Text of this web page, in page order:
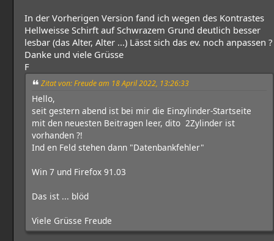
In der Vorherigen Version fand ich wegen des Kontrastes
Hellweisse Schirft auf Schwrazem Grund deutlich besser
lesbar (das Alter, Alter ...) Lässt sich das ev. noch anpassen ?
Danke und viele Grüsse
F
Zitat von: Freude am 18 April 2022, 13:26:33
Hello,
seit gestern abend ist bei mir die Einzylinder-Startseite
mit den neuesten Beitragen leer, dito 2Zylinder ist
vorhanden ?!
Ind en Feld stehen dann "Datenbankfehler"
Win 7 und Firefox 91.03
Das ist ... blöd
Viele Grüsse Freude